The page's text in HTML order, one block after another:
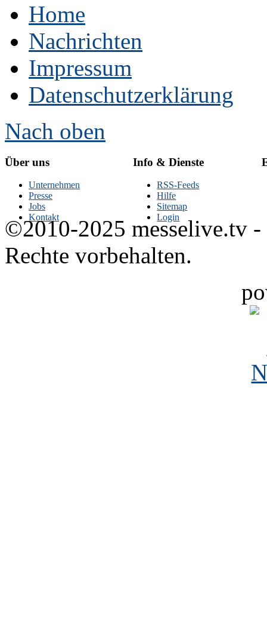
Home
Nachrichten
Impressum
Datenschutzerklärung
Nach oben
Über uns
Unternehmen
Presse
Jobs
Kontakt
Info & Dienste
RSS-Feeds
Hilfe
Sitemap
Login
©2010-2025 messelive.tv -
Rechte vorbehalten.